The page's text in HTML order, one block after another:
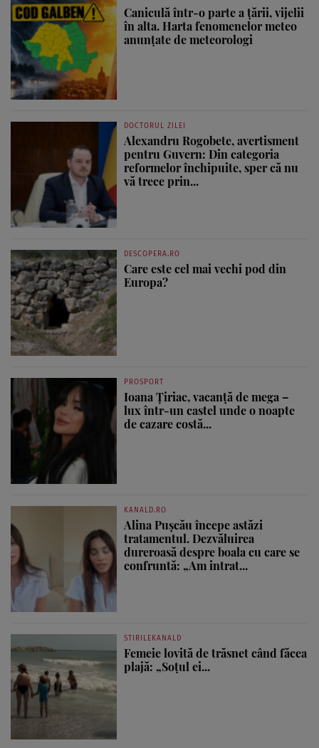
Caniculă într-o parte a țării, vijelii
în alta. Harta fenomenelor meteo
anunțate de meteorologi
DOCTORUL ZILEI
Alexandru Rogobete, avertisment
pentru Guvern: Din categoria
reformelor închipuite, sper că nu
vă trece prin...
DESCOPERA.RO
Care este cel mai vechi pod din
Europa?
PROSPORT
Ioana Țiriac, vacanță de mega –
lux într-un castel unde o noapte
de cazare costă...
KANALD.RO
Alina Pușcău începe astăzi
tratamentul. Dezvăluirea
dureroasă despre boala cu care se
confruntă: „Am intrat...
STIRILEKANALD
Femeie lovită de trăsnet când făcea
plajă: „Soțul ei...